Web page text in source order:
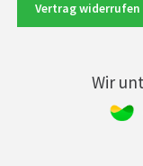
Vertrag widerrufen
Wir